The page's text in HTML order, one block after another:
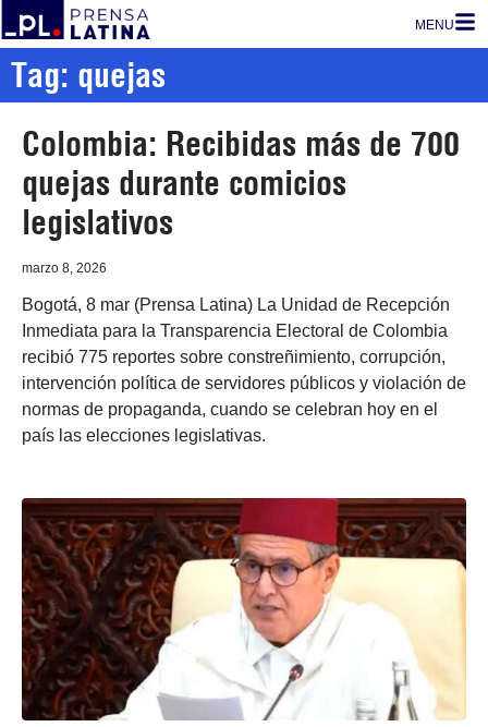
MENU
Tag: quejas
Colombia: Recibidas más de 700
quejas durante comicios
legislativos
marzo 8, 2026
Bogotá, 8 mar (Prensa Latina) La Unidad de Recepción
Inmediata para la Transparencia Electoral de Colombia
recibió 775 reportes sobre constreñimiento, corrupción,
intervención política de servidores públicos y violación de
normas de propaganda, cuando se celebran hoy en el
país las elecciones legislativas.